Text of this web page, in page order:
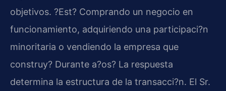
objetivos. ?Est? Comprando un negocio en
funcionamiento, adquiriendo una participaci?n
minoritaria o vendiendo la empresa que
construy? Durante a?os? La respuesta
determina la estructura de la transacci?n. El Sr.